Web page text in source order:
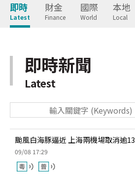
即時
Latest
財金
Finance
國際
World
本地
Local
即時新聞
Latest
颱風白海豚逼近 上海兩機場取消逾
09/08 17:29